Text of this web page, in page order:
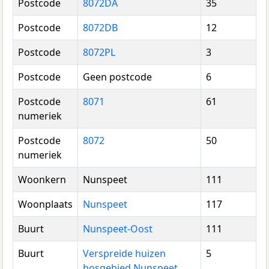
Postcode 8072DA
35
Postcode
8072DB
12
Postcode
8072PL
3
Postcode
Geen postcode
6
Postcode
numeriek
8071 61
Postcode
numeriek
8072 50
Woonkern Nunspeet
111
Woonplaats
Nunspeet
117
Buurt
Nunspeet-Oost
111
Buurt
Verspreide huizen
5